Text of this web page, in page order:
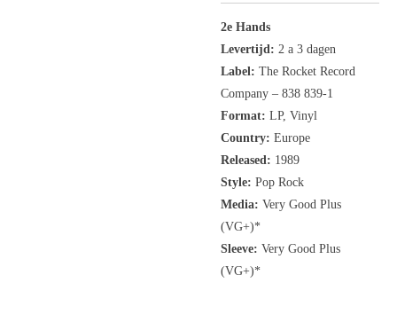
2e Hands
Levertijd: 2 a 3 dagen
Label: The Rocket Record
Company ‎– 838 839-1
Format: LP, Vinyl
Country: Europe
Released: 1989
Style: Pop Rock
Media: Very Good Plus
(VG+)*
Sleeve: Very Good Plus
(VG+)*